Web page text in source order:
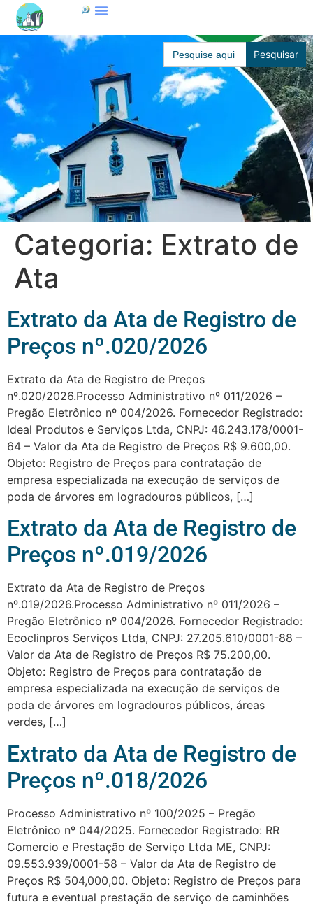
conteúdo
Search
for:
Categoria: Extrato de
Ata
Extrato da Ata de Registro de
Preços nº.020/2026
Extrato da Ata de Registro de Preços
nº.020/2026.Processo Administrativo nº 011/2026 –
Pregão Eletrônico nº 004/2026. Fornecedor Registrado:
Ideal Produtos e Serviços Ltda, CNPJ: 46.243.178/0001-
64 – Valor da Ata de Registro de Preços R$ 9.600,00.
Objeto: Registro de Preços para contratação de
empresa especializada na execução de serviços de
poda de árvores em logradouros públicos, […]
Extrato da Ata de Registro de
Preços nº.019/2026
Extrato da Ata de Registro de Preços
nº.019/2026.Processo Administrativo nº 011/2026 –
Pregão Eletrônico nº 004/2026. Fornecedor Registrado:
Ecoclinpros Serviços Ltda, CNPJ: 27.205.610/0001-88 –
Valor da Ata de Registro de Preços R$ 75.200,00.
Objeto: Registro de Preços para contratação de
empresa especializada na execução de serviços de
poda de árvores em logradouros públicos, áreas
verdes, […]
Extrato da Ata de Registro de
Preços nº.018/2026
Processo Administrativo nº 100/2025 – Pregão
Eletrônico nº 044/2025. Fornecedor Registrado: RR
Comercio e Prestação de Serviço Ltda ME, CNPJ:
09.553.939/0001-58 – Valor da Ata de Registro de
Preços R$ 504,000,00. Objeto: Registro de Preços para
futura e eventual prestação de serviço de caminhões